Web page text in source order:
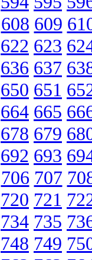
608 609
622 623
636 637
650 651
664 665
678 679
692 693
706 707
720 721
734 735
748 749